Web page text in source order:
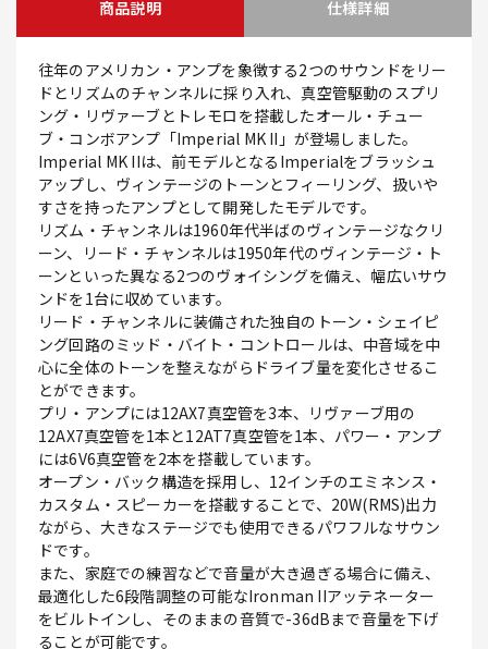
商品説明 仕様詳細
往年のアメリカン・アンプを象徴する2つのサウンドをリー
ドとリズムのチャンネルに採り入れ、真空管駆動のスプリ
ング・リヴァーブとトレモロを搭載したオール・チュー
ブ・コンボアンプ「Imperial MK II」が登場しました。
Imperial MK IIは、前モデルとなるImperialをブラッシュ
アップし、ヴィンテージのトーンとフィーリング、扱いや
すさを持ったアンプとして開発したモデルです。
リズム・チャンネルは1960年代半ばのヴィンテージなクリ
ーン、リード・チャンネルは1950年代のヴィンテージ・ト
ーンといった異なる2つのヴォイシングを備え、幅広いサウ
ンドを1台に収めています。
リード・チャンネルに装備された独自のトーン・シェイピ
ング回路のミッド・バイト・コントロールは、中音域を中
心に全体のトーンを整えながらドライブ量を変化させるこ
とができます。
プリ・アンプには12AX7真空管を3本、リヴァーブ用の
12AX7真空管を1本と12AT7真空管を1本、パワー・アンプ
には6V6真空管を2本を搭載しています。
オープン・バック構造を採用し、12インチのエミネンス・
カスタム・スピーカーを搭載することで、20W(RMS)出力
ながら、大きなステージでも使用できるパワフルなサウン
ドです。
また、家庭での練習などで音量が大き過ぎる場合に備え、
最適化した6段階調整の可能なIronman IIアッテネーター
をビルトインし、そのままの音質で-36dBまで音量を下げ
ることが可能です。